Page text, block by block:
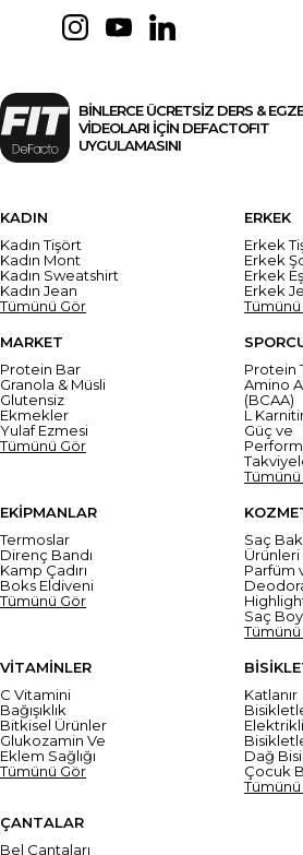
BİNLERCE ÜCRETSİZ DERS &
VİDEOLARI İÇİN DEFACTOFIT
UYGULAMASINI
KADIN
Kadın Tişört
Kadın Mont
Kadın Sweatshirt
Kadın Jean
Tümünü Gör
ERKEK
Erkek
Erkek
Erkek
Erkek
MARKET
Protein Bar
Granola & Müsli
Glutensiz
Ekmekler
Yulaf Ezmesi
Tümünü Gör
Protein
Amino
(BCAA)
L
Güç ve
EKİPMANLAR
Termoslar
Direnç Bandı
Kamp Çadırı
Boks Eldiveni
Tümünü Gör
Saç
Ürünleri
Parfüm
Saç
VİTAMİNLER
C Vitamini
Bağışıklık
Bitkisel Ürünler
Glukozamin Ve
Eklem Sağlığı
Tümünü Gör
Katlanır
Elektrikli
Dağ
Çocuk
ÇANTALAR
Bel Çantaları